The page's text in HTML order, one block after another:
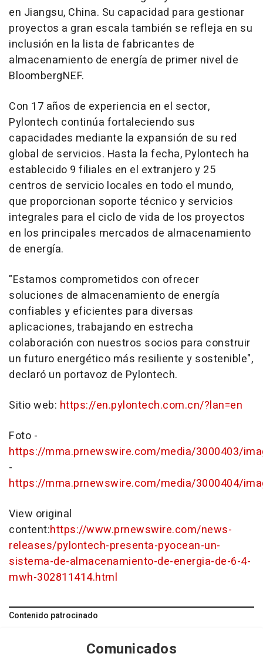
en Jiangsu, China. Su capacidad para gestionar
proyectos a gran escala también se refleja en su
inclusión en la lista de fabricantes de
almacenamiento de energía de primer nivel de
BloombergNEF.
Con 17 años de experiencia en el sector,
Pylontech continúa fortaleciendo sus
capacidades mediante la expansión de su red
global de servicios. Hasta la fecha, Pylontech ha
establecido 9 filiales en el extranjero y 25
centros de servicio locales en todo el mundo,
que proporcionan soporte técnico y servicios
integrales para el ciclo de vida de los proyectos
en los principales mercados de almacenamiento
de energía.
"Estamos comprometidos con ofrecer
soluciones de almacenamiento de energía
confiables y eficientes para diversas
aplicaciones, trabajando en estrecha
colaboración con nuestros socios para construir
un futuro energético más resiliente y sostenible",
declaró un portavoz de Pylontech.
Sitio web: https://en.pylontech.com.cn/?lan=en
Foto -
https://mma.prnewswire.com/media/3000403/
-
https://mma.prnewswire.com/media/3000404/
View original
content:https://www.prnewswire.com/news-
releases/pylontech-presenta-pyocean-un-
sistema-de-almacenamiento-de-energia-de-6-4-
mwh-302811414.html
Contenido patrocinado
Comunicados